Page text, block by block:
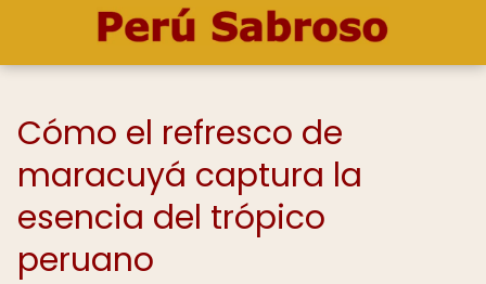
Cómo el refresco de
maracuyá captura la
esencia del trópico
peruano